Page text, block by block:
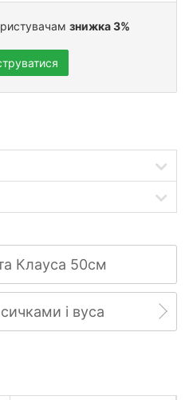
знижка 3%
Клауса 50см
і вуса